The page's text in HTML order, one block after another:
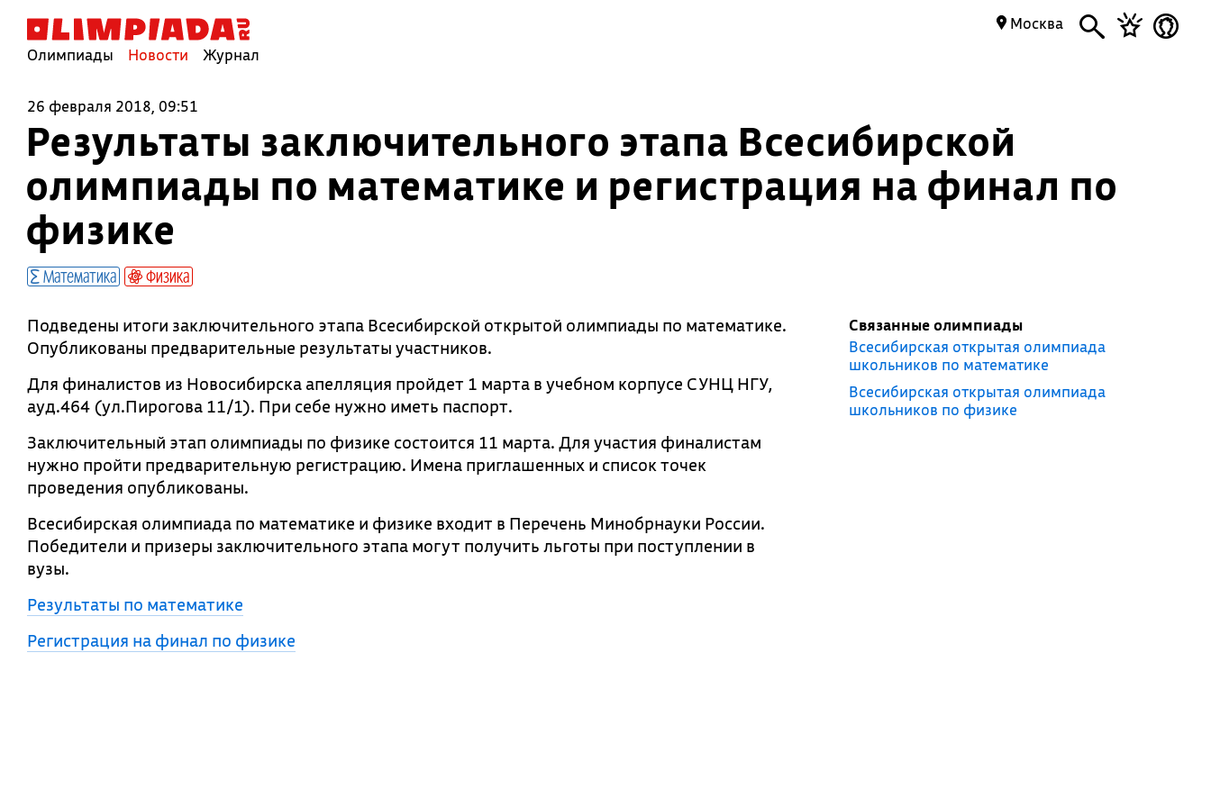
Олимпиады Новости Журнал
Москва
26 февраля 2018, 09:51
Результаты заключительного этапа Всесибирской
олимпиады по математике и регистрация на финал по
физике
Математика Физика
Подведены итоги заключительного этапа Всесибирской открытой олимпиады по математике.
Опубликованы предварительные результаты участников.
Для финалистов из Новосибирска апелляция пройдет 1 марта в учебном корпусе СУНЦ НГУ,
ауд.464 (ул.Пирогова 11/1). При себе нужно иметь паспорт.
Заключительный этап олимпиады по физике состоится 11 марта. Для участия финалистам
нужно пройти предварительную регистрацию. Имена приглашенных и список точек
проведения опубликованы.
Всесибирская олимпиада по математике и физике входит в Перечень Минобрнауки России.
Победители и призеры заключительного этапа могут получить льготы при поступлении в
вузы.
Результаты по математике
Регистрация на финал по физике
Связанные олимпиады
Всесибирская открытая олимпиада
школьников по математике
Всесибирская открытая олимпиада
школьников по физике